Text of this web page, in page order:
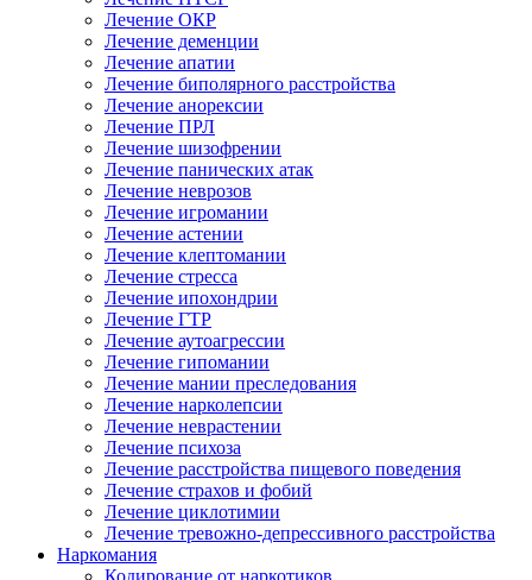
Лечение ОКР
Лечение деменции
Лечение апатии
Лечение биполярного расстройства
Лечение анорексии
Лечение ПРЛ
Лечение шизофрении
Лечение панических атак
Лечение неврозов
Лечение игромании
Лечение астении
Лечение клептомании
Лечение стресса
Лечение ипохондрии
Лечение ГТР
Лечение аутоагрессии
Лечение гипомании
Лечение мании преследования
Лечение нарколепсии
Лечение неврастении
Лечение психоза
Лечение расстройства пищевого поведения
Лечение страхов и фобий
Лечение циклотимии
Лечение тревожно-депрессивного расстройства
Наркомания
Кодирование от наркотиков